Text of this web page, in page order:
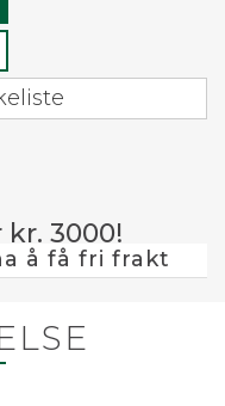
3000!
å få fri frakt